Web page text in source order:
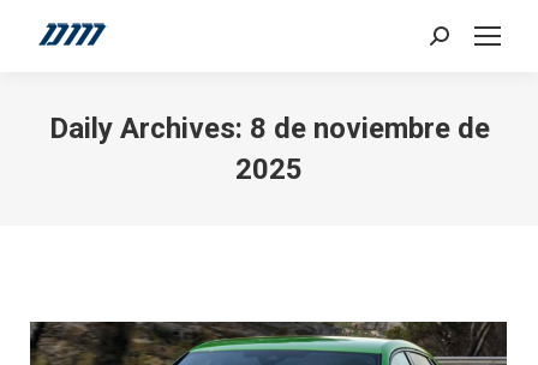
Search:
Daily Archives: 8 de noviembre de
2025